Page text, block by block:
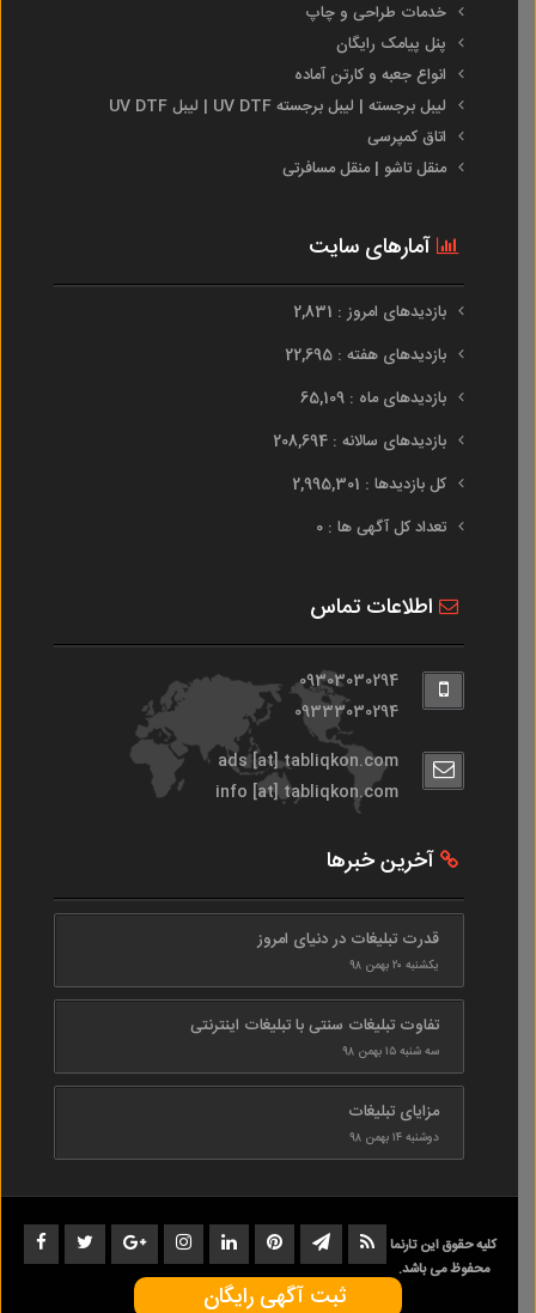
خدمات طراحی و چاپ
پنل پیامک رایگان
انواع جعبه و کارتن آماده
لیبل برجسته | لیبل برجسته UV DTF | لیبل UV DTF
اتاق کمپرسی
منقل تاشو | منقل مسافرتی
آمارهای سایت
بازدیدهای امروز : 2,831
بازدیدهای هفته : 22,695
بازدیدهای ماه : 65,109
بازدیدهای سالانه : 208,694
کل بازدیدها : 2,995,301
تعداد کل آگهی ها : 0
اطلاعات تماس
09303030294
09333030294
ads [at] tabliqkon.com
info [at] tabliqkon.com
آخرین خبرها
قدرت تبلیغات در دنیای امروز
یکشنبه ۲۰ بهمن ۹۸
تفاوت تبلیغات سنتی با تبلیغات اینترنتی
سه شنبه ۱۵ بهمن ۹۸
مزایای تبلیغات
دوشنبه ۱۴ بهمن ۹۸
کلیه حقوق این تارنما
محفوظ می باشد.
1402-1398
ثبت آگهی رایگان